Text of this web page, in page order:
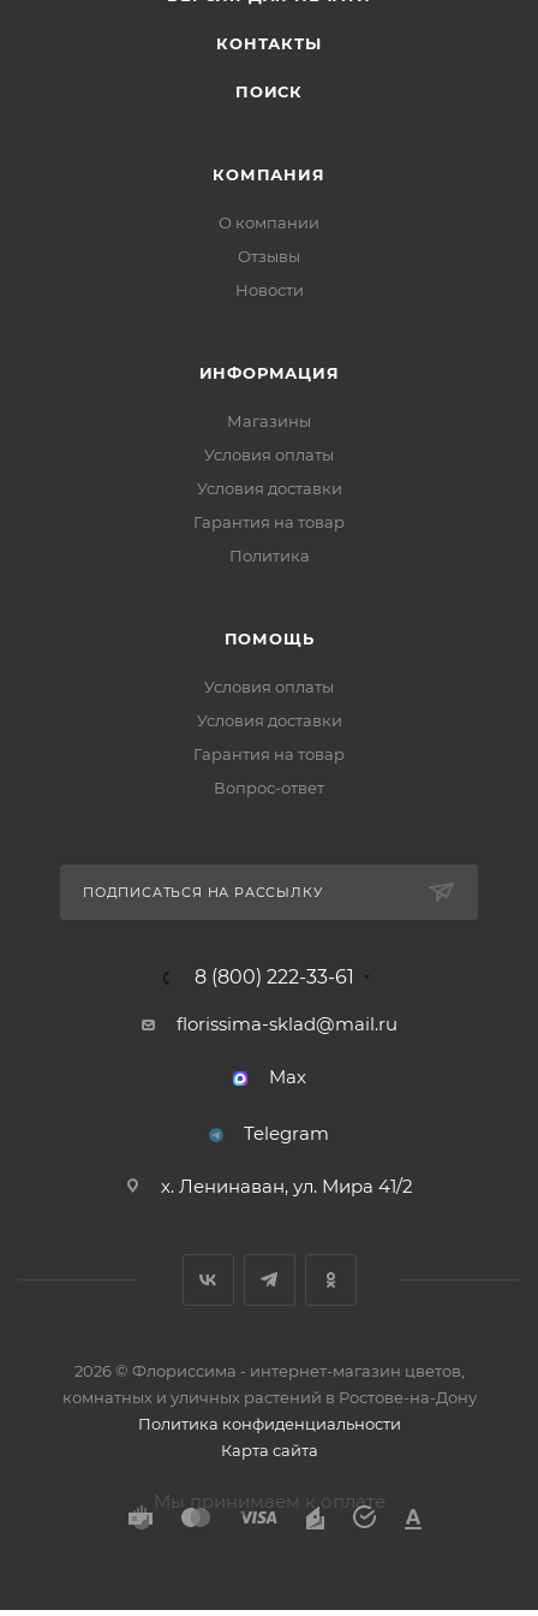
КОНТАКТЫ
ПОИСК
КОМПАНИЯ
О компании
Отзывы
Новости
ИНФОРМАЦИЯ
Магазины
Условия оплаты
Условия доставки
Гарантия на товар
Политика
ПОМОЩЬ
Условия оплаты
Условия доставки
Гарантия на товар
Вопрос-ответ
ПОДПИСАТЬСЯ НА РАССЫЛКУ
8 (800) 222-33-61
florissima-sklad@mail.ru
Max
Telegram
х. Ленинаван, ул. Мира 41/2
2026 © Флориссима - интернет-магазин цветов,
комнатных и уличных растений в Ростове-на-Дону
Политика конфиденциальности
Карта сайта
Мы принимаем к оплате